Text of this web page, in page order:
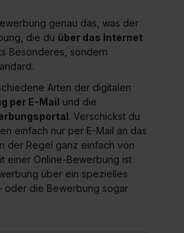
genau das, was der
die du über das Internet
Besonderes, sondern
Arten der digitalen
per E-Mail und die
. Verschickst du
einfach nur per E-Mail an das
der Regel ganz einfach von
einer Online-Bewerbung ist
über ein spezielles
oder die Bewerbung sogar